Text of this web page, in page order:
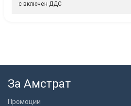
с включен ДДС
За Амстрат
Промоции